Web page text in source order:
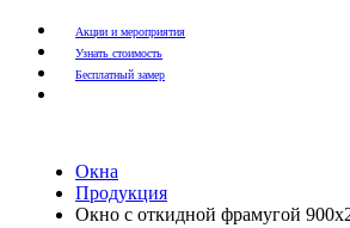
Акции и мероприятия
Узнать стоимость
Бесплатный замер
Окна
Продукция
Окно с откидной фрамугой